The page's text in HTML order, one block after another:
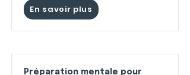
En savoir plus
Préparation mentale pour